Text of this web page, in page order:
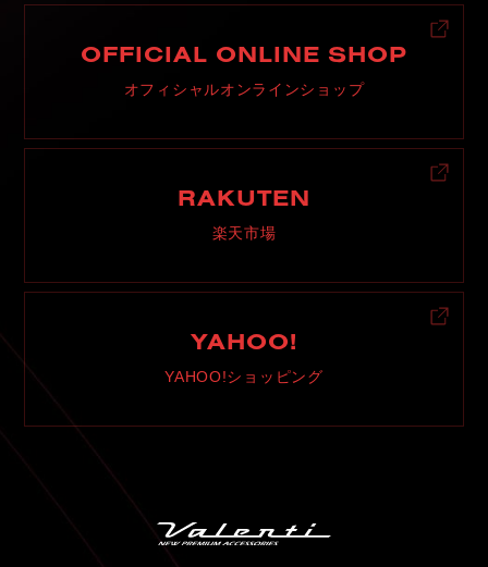
OFFICIAL ONLINE SHOP
オフィシャルオンラインショップ
RAKUTEN
楽天市場
YAHOO!
YAHOO!ショッピング